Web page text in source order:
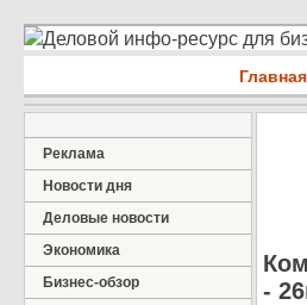
Деловой инфо-ресурс для
Главная
Реклама
Новости дня
Деловые новости
Экономика
Бизнес-обзор
-